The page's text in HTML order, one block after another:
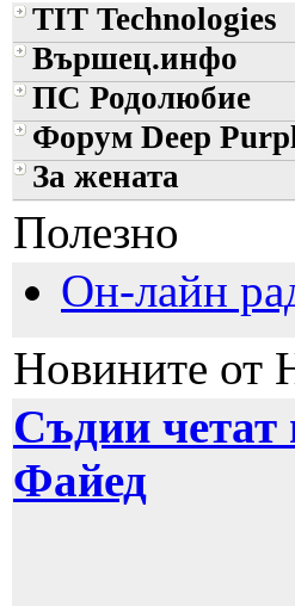
TIT Technologies
Вършец.инфо
ПС Родолюбие
Форум Deep
За жената
Полезно
Он-лайн
Новините от
Съдии
Файед